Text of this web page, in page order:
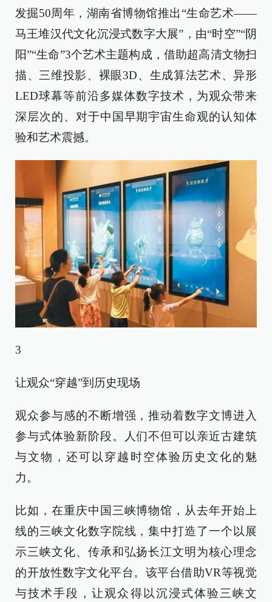
发掘50周年，湖南省博物馆推出“生命艺术——
马王堆汉代文化沉浸式数字大展”，由“时空”“阴
阳”“生命”3个艺术主题构成，借助超高清文物扫
描、三维投影、裸眼3D、生成算法艺术、异形
LED球幕等前沿多媒体数字技术，为观众带来
深层次的、对于中国早期宇宙生命观的认知体
验和艺术震撼。
3
让观众“穿越”到历史现场
观众参与感的不断增强，推动着数字文博进入
参与式体验新阶段。人们不但可以亲近古建筑
与文物，还可以穿越时空体验历史文化的魅
力。
比如，在重庆中国三峡博物馆，从去年开始上
线的三峡文化数字院线，集中打造了一个以展
示三峡文化、传承和弘扬长江文明为核心理念
的开放性数字文化平台。该平台借助VR等视觉
与技术手段，让观众得以沉浸式体验三峡文